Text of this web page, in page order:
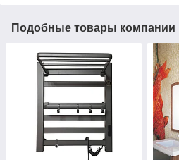
Подобные товары компании